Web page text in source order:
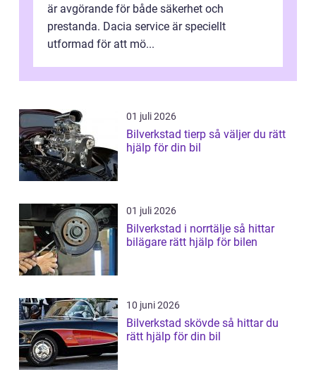
är avgörande för både säkerhet och
prestanda. Dacia service är speciellt
utformad för att mö...
01 juli 2026
Bilverkstad tierp så väljer du rätt
hjälp för din bil
01 juli 2026
Bilverkstad i norrtälje så hittar
bilägare rätt hjälp för bilen
10 juni 2026
Bilverkstad skövde så hittar du
rätt hjälp för din bil